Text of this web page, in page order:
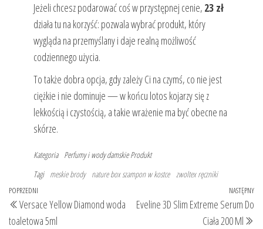
Jeżeli chcesz podarować coś w przystępnej cenie, 23 zł
działa tu na korzyść: pozwala wybrać produkt, który
wygląda na przemyślany i daje realną możliwość
codziennego użycia.
To także dobra opcja, gdy zależy Ci na czymś, co nie jest
ciężkie i nie dominuje — w końcu lotos kojarzy się z
lekkością i czystością, a takie wrażenie ma być obecne na
skórze.
Kategoria Perfumy i wody damskie Produkt
Tagi meskie brody nature box szampon w kostce zwoltex ręczniki
Nawigacja
wpisu
Poprzedni
wpis
POPRZEDNI
Versace Yellow Diamond woda
toaletowa 5ml
NASTĘPNY
Eveline 3D Slim Extreme Serum Do
Ciała 200 Ml